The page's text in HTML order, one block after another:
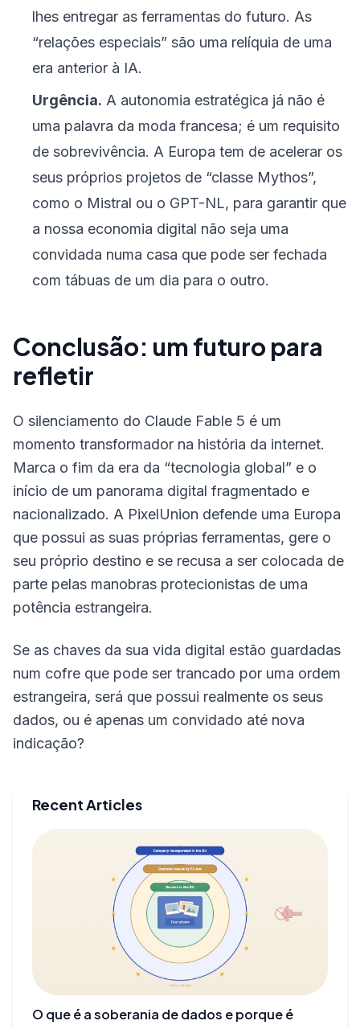
lhes entregar as ferramentas do futuro. As
“relações especiais” são uma relíquia de uma
era anterior à IA.
Urgência. A autonomia estratégica já não é
uma palavra da moda francesa; é um requisito
de sobrevivência. A Europa tem de acelerar os
seus próprios projetos de “classe Mythos”,
como o Mistral ou o GPT-NL, para garantir que
a nossa economia digital não seja uma
convidada numa casa que pode ser fechada
com tábuas de um dia para o outro.
Conclusão: um futuro para
refletir
O silenciamento do Claude Fable 5 é um
momento transformador na história da internet.
Marca o fim da era da “tecnologia global” e o
início de um panorama digital fragmentado e
nacionalizado. A PixelUnion defende uma Europa
que possui as suas próprias ferramentas, gere o
seu próprio destino e se recusa a ser colocada de
parte pelas manobras protecionistas de uma
potência estrangeira.
Se as chaves da sua vida digital estão guardadas
num cofre que pode ser trancado por uma ordem
estrangeira, será que possui realmente os seus
dados, ou é apenas um convidado até nova
indicação?
Recent Articles
O que é a soberania de dados e porque é